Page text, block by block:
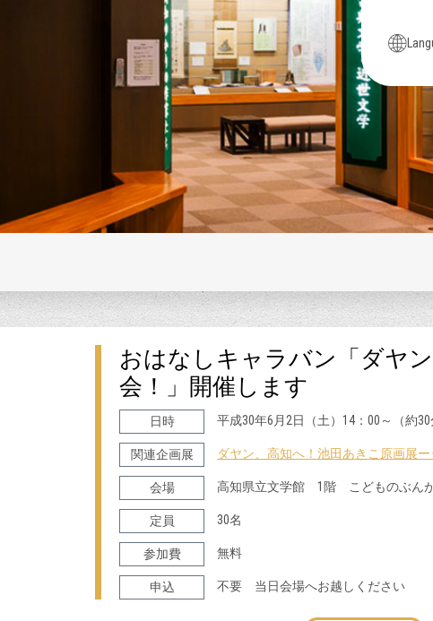
おはなしキャラバン「ダヤ
会！」開催します
日時 平成30年6月2日（土）14：00～（約30
関連企画展 ダヤン、高知へ！池田あきこ原画展
会場 高知県立文学館 1階 こどものぶん
定員 30名
参加費 無料
申込 不要 当日会場へお越しください